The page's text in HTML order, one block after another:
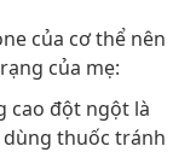
của cơ thể nên
của mẹ:
cao đột ngột là
thuốc tránh